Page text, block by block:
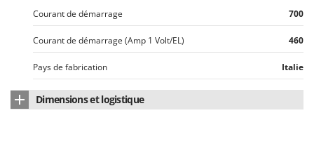
Mockmill
More than chef
MOSA
MOVA
Mowox
MTD
Courant de démarrage 700
Courant de démarrage (Amp 1 Volt/EL) 460
Pays de fabrication Italie
Dimensions et logistique